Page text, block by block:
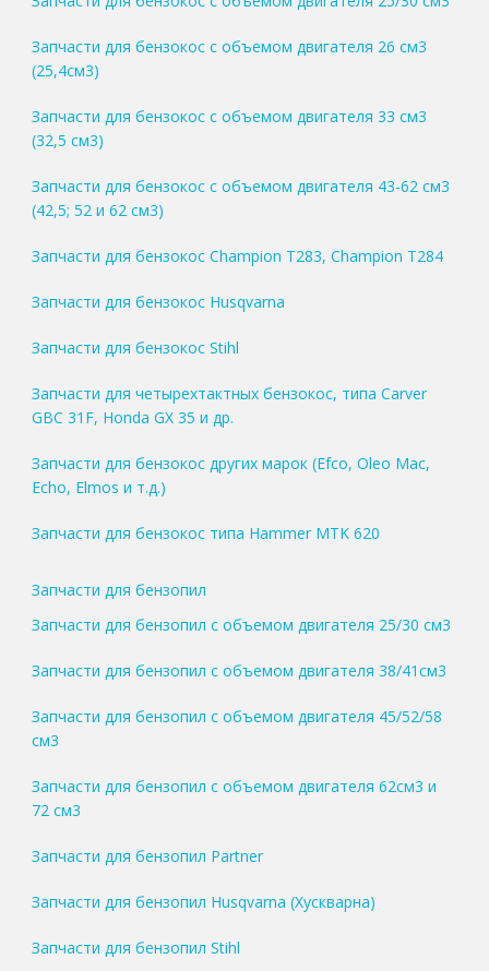
Запчасти для бензокос с объемом двигателя 26 см3
(25,4см3)
Запчасти для бензокос с объемом двигателя 33 см3
(32,5 см3)
Запчасти для бензокос с объемом двигателя 43-62 см3
(42,5; 52 и 62 см3)
Запчасти для бензокос Champion T283, Champion T284
Запчасти для бензокос Husqvarna
Запчасти для бензокос Stihl
Запчасти для четырехтактных бензокос, типа Carver
GBC 31F, Honda GX 35 и др.
Запчасти для бензокос других марок (Efco, Oleo Mac,
Echo, Elmos и т.д.)
Запчасти для бензокос типа Hammer MTK 620
Запчасти для бензопил
Запчасти для бензопил с объемом двигателя 25/30 см3
Запчасти для бензопил с объемом двигателя 38/41см3
Запчасти для бензопил с объемом двигателя 45/52/58
см3
Запчасти для бензопил с объемом двигателя 62см3 и
72 см3
Запчасти для бензопил Partner
Запчасти для бензопил Husqvarna (Хускварна)
Запчасти для бензопил Stihl